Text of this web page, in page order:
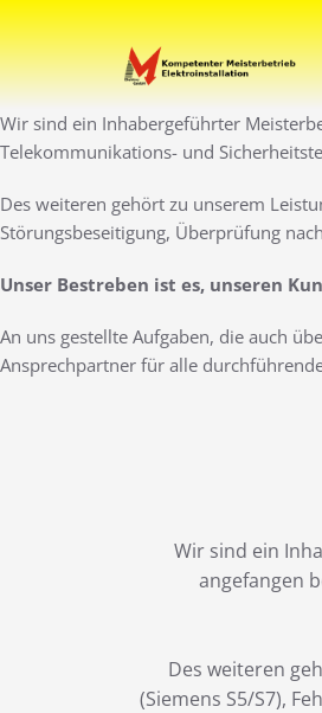
Zum
Inhalt
springen
Wir sind ein Inhabergeführter
Telekommunikations- und
Des weiteren gehört zu unserem
Störungsbeseitigung, Überprüfung
Unser Bestreben ist es, unseren
An uns gestellte Aufgaben, die auch
Ansprechpartner für alle
Wir sind ein
angefangen
Des weiteren
(Siemens S5/S7),